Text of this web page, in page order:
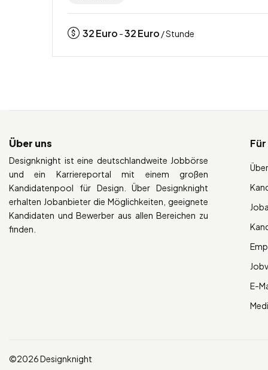
32Euro -32Euro / Stunde
Über uns
Designknight ist eine deutschlandweite Jobbörse
und ein Karriereportal mit einem großen
Kandidatenpool für Design. Über Designknight
erhalten Jobanbieter die Möglichkeiten, geeignete
Kandidaten und Bewerber aus allen Bereichen zu
finden.
E-
©2026 Designknight